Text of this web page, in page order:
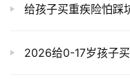
给孩子买重疾险怕踩坑？
2026给0-17岁孩子